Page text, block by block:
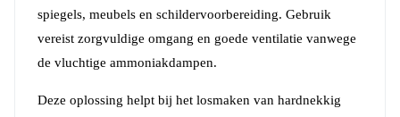
spiegels, meubels en schildervoorbereiding. Gebruik
vereist zorgvuldige omgang en goede ventilatie vanwege
de vluchtige ammoniakdampen.
Deze oplossing helpt bij het losmaken van hardnekkig